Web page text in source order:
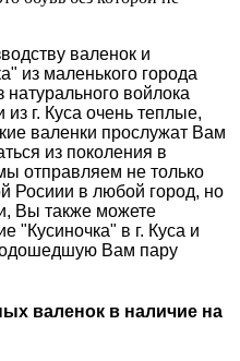
валенок и
из маленького города
натурального войлока
г. Куса очень теплые,
валенки прослужат Вам
из поколения в
отправляем не только
Росиии в любой город, но
Вы также можете
"Кусиночка" в г. Куса и
Вам пару
валенок в наличие на